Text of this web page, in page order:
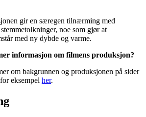
gir en særegen tilnærming med
noe som gjør at
med ny dybde og varme.
informasjon om filmens produksjon?
om bakgrunnen og produksjonen på sider
eksempel her.